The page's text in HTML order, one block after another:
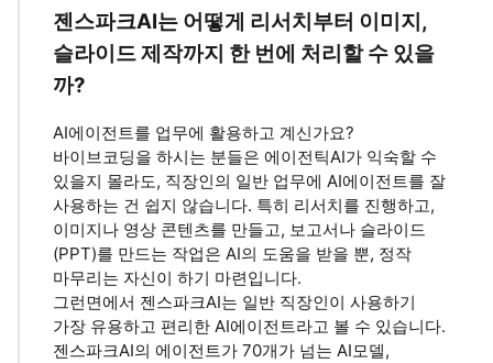
젠스파크AI는 어떻게 리서치부터 이미지,
슬라이드 제작까지 한 번에 처리할 수 있을
까?
AI에이전트를 업무에 활용하고 계신가요?
바이브코딩을 하시는 분들은 에이전틱AI가 익숙할 수
있을지 몰라도, 직장인의 일반 업무에 AI에이전트를 잘
사용하는 건 쉽지 않습니다. 특히 리서치를 진행하고,
이미지나 영상 콘텐츠를 만들고, 보고서나 슬라이드
(PPT)를 만드는 작업은 AI의 도움을 받을 뿐, 정작
마무리는 자신이 하기 마련입니다.
그런면에서 젠스파크AI는 일반 직장인이 사용하기
가장 유용하고 편리한 AI에이전트라고 볼 수 있습니다.
젠스파크AI의 에이전트가 70개가 넘는 AI모델,